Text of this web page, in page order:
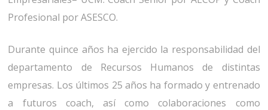
Profesional por ASESCO.
Durante quince años ha ejercido la responsabilidad del
departamento de Recursos Humanos de distintas
empresas. Los últimos 25 años ha formado y entrenado
a futuros coach, así como colaboraciones como